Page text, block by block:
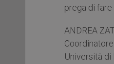
prega di
ANDREA
Università di